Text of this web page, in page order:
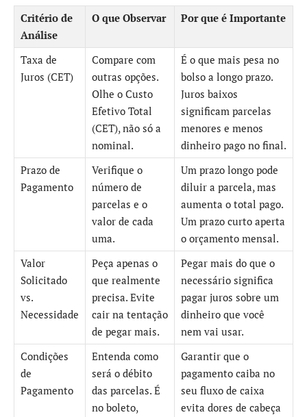
Critério de
Análise
O que Observar Por que é Importante
Taxa de
Juros (CET)
Compare com
outras opções.
Olhe o Custo
Efetivo Total
(CET), não só a
nominal.
É o que mais pesa no
bolso a longo prazo.
Juros baixos
significam parcelas
menores e menos
dinheiro pago no final.
Prazo de
Pagamento
Verifique o
número de
parcelas e o
valor de cada
uma.
Um prazo longo pode
diluir a parcela, mas
aumenta o total pago.
Um prazo curto aperta
o orçamento mensal.
Valor
Solicitado
vs.
Necessidade
Peça apenas o
que realmente
precisa. Evite
cair na tentação
de pegar mais.
Pegar mais do que o
necessário significa
pagar juros sobre um
dinheiro que você
nem vai usar.
Condições
de
Pagamento
Entenda como
será o débito
das parcelas. É
no boleto,
Garantir que o
pagamento caiba no
seu fluxo de caixa
evita dores de cabeça